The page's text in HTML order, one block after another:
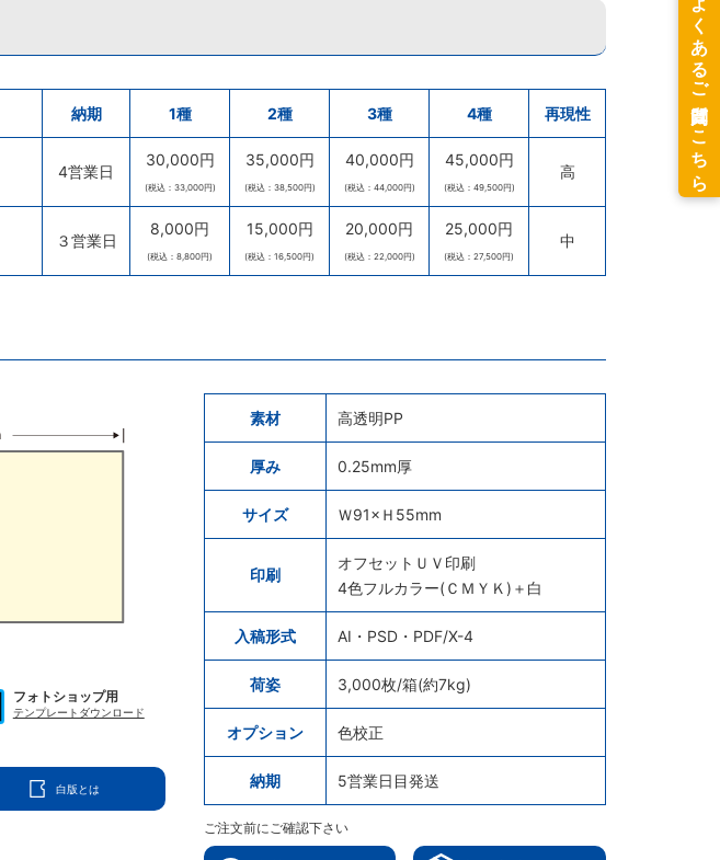
納期 1種 2種 3種 4種 再現性
4営業日
30,000円
(税込：33,000円)
35,000円
(税込：38,500円)
40,000円
(税込：44,000円)
45,000円
(税込：49,500円)
高
３営業日
8,000円
(税込：8,800円)
15,000円
(税込：16,500円)
20,000円
(税込：22,000円)
25,000円
(税込：27,500円)
中
フォトショップ用
テンプレートダウンロード
白版とは
素材 高透明PP
厚み 0.25mm厚
サイズ Ｗ91×Ｈ55mm
印刷
オフセットＵＶ印刷
4色フルカラー(ＣＭＹＫ)＋白
入稿形式 AI・PSD・PDF/X-4
荷姿 3,000枚/箱(約7kg)
オプション 色校正
納期 5営業日目発送
ご注文前にご確認下さい